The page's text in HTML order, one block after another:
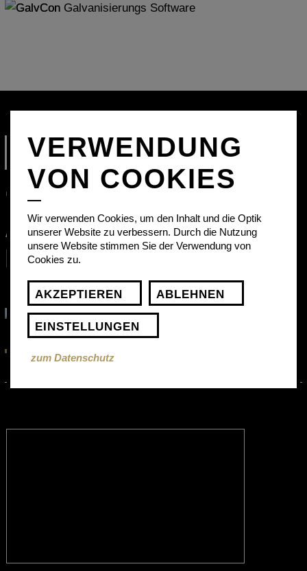
FUNKTIONEN
ALLES, IMMER
IM BLICK.
Detailansicht Protokoll
VERWENDUNG
VON COOKIES
Wir verwenden Cookies, um den Inhalt und die Optik
unserer Website zu verbessern. Durch die Nutzung
unsere Website stimmen Sie der Verwendung von
Cookies zu.
AKZEPTIEREN ABLEHNEN
EINSTELLUNGEN
zum Datenschutz